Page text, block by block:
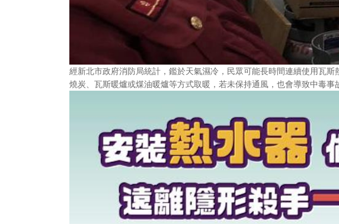
經新北市政府消防局統計，鑑於天氣濕冷，民眾可能長時間連續使用瓦
燒炭、瓦斯暖爐或煤油暖爐等方式取暖，若未保持通風，也會導致中毒事